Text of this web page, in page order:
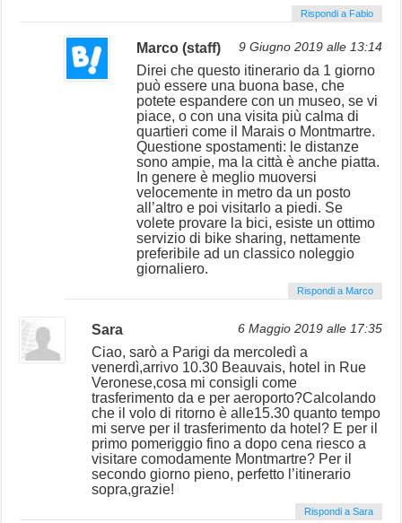
Rispondi a Fabio
Marco (staff) 9 Giugno 2019 alle 13:14
Direi che questo itinerario da 1 giorno
può essere una buona base, che
potete espandere con un museo, se vi
piace, o con una visita più calma di
quartieri come il Marais o Montmartre.
Questione spostamenti: le distanze
sono ampie, ma la città è anche piatta.
In genere è meglio muoversi
velocemente in metro da un posto
all’altro e poi visitarlo a piedi. Se
volete provare la bici, esiste un ottimo
servizio di bike sharing, nettamente
preferibile ad un classico noleggio
giornaliero.
Rispondi a Marco
Sara 6 Maggio 2019 alle 17:35
Ciao, sarò a Parigi da mercoledì a
venerdì,arrivo 10.30 Beauvais, hotel in Rue
Veronese,cosa mi consigli come
trasferimento da e per aeroporto?Calcolando
che il volo di ritorno è alle15.30 quanto tempo
mi serve per il trasferimento da hotel? E per il
primo pomeriggio fino a dopo cena riesco a
visitare comodamente Montmartre? Per il
secondo giorno pieno, perfetto l’itinerario
sopra,grazie!
Rispondi a Sara